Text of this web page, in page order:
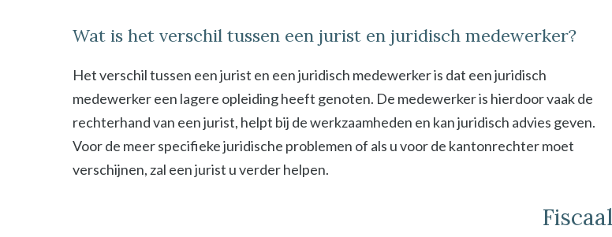
Wat is het verschil tussen een jurist en juridisch medewerker?
Het verschil tussen een jurist en een juridisch medewerker is dat een juridisch
medewerker een lagere opleiding heeft genoten. De medewerker is hierdoor vaak de
rechterhand van een jurist, helpt bij de werkzaamheden en kan juridisch advies geven.
Voor de meer specifieke juridische problemen of als u voor de kantonrechter moet
verschijnen, zal een jurist u verder helpen.